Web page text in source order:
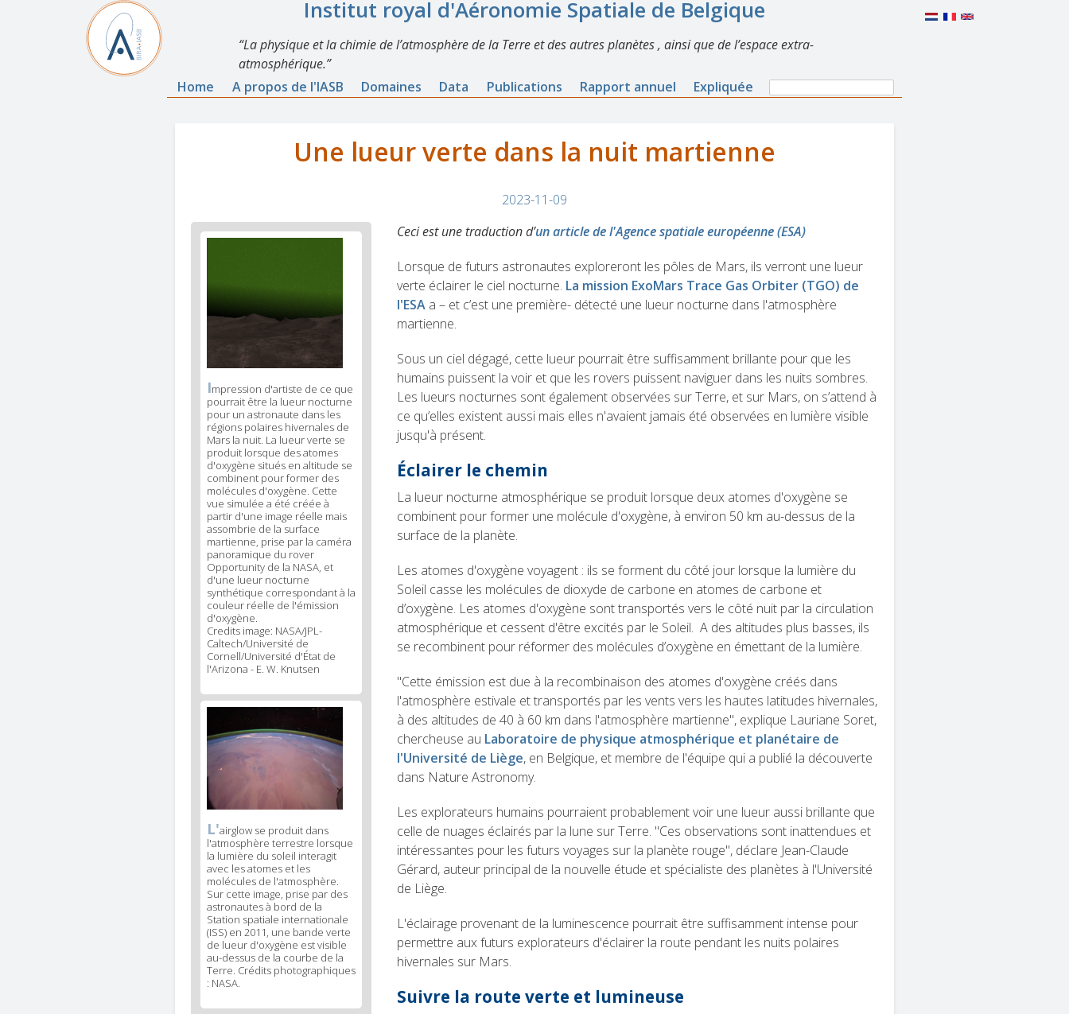
Institut royal d'Aéronomie Spatiale de Belgique
La physique et la chimie de l’atmosphère de la Terre et des autres planètes , ainsi que de l’espace extra-
atmosphérique.
Home
A propos de l'IASB Domaines Data Publications Rapport annuel Expliquée
Search
Search
Une lueur verte dans la nuit martienne
2023-11-09
Ceci est une traduction d’un article de l'Agence spatiale européenne (ESA)
Lorsque de futurs astronautes exploreront les pôles de Mars, ils verront une lueur
verte éclairer le ciel nocturne. La mission ExoMars Trace Gas Orbiter (TGO) de
l'ESA a – et c’est une première- détecté une lueur nocturne dans l'atmosphère
martienne.
Sous un ciel dégagé, cette lueur pourrait être suffisamment brillante pour que les
humains puissent la voir et que les rovers puissent naviguer dans les nuits sombres.
Les lueurs nocturnes sont également observées sur Terre, et sur Mars, on s’attend à
ce qu’elles existent aussi mais elles n'avaient jamais été observées en lumière visible
jusqu'à présent.
Éclairer le chemin
La lueur nocturne atmosphérique se produit lorsque deux atomes d'oxygène se
combinent pour former une molécule d'oxygène, à environ 50 km au-dessus de la
surface de la planète.
Les atomes d'oxygène voyagent : ils se forment du côté jour lorsque la lumière du
Soleil casse les molécules de dioxyde de carbone en atomes de carbone et
d’oxygène. Les atomes d'oxygène sont transportés vers le côté nuit par la circulation
atmosphérique et cessent d'être excités par le Soleil. A des altitudes plus basses, ils
se recombinent pour réformer des molécules d’oxygène en émettant de la lumière.
"Cette émission est due à la recombinaison des atomes d'oxygène créés dans
l'atmosphère estivale et transportés par les vents vers les hautes latitudes hivernales,
à des altitudes de 40 à 60 km dans l'atmosphère martienne", explique Lauriane Soret,
chercheuse au Laboratoire de physique atmosphérique et planétaire de
l'Université de Liège, en Belgique, et membre de l'équipe qui a publié la découverte
dans Nature Astronomy.
Les explorateurs humains pourraient probablement voir une lueur aussi brillante que
celle de nuages éclairés par la lune sur Terre. "Ces observations sont inattendues et
intéressantes pour les futurs voyages sur la planète rouge", déclare Jean-Claude
Gérard, auteur principal de la nouvelle étude et spécialiste des planètes à l'Université
de Liège.
L'éclairage provenant de la luminescence pourrait être suffisamment intense pour
permettre aux futurs explorateurs d'éclairer la route pendant les nuits polaires
hivernales sur Mars.
Suivre la route verte et lumineuse
News
image
legend
1
Impression d'artiste de ce que
pourrait être la lueur nocturne
pour un astronaute dans les
régions polaires hivernales de
Mars la nuit. La lueur verte se
produit lorsque des atomes
d'oxygène situés en altitude se
combinent pour former des
molécules d'oxygène. Cette
vue simulée a été créée à
partir d'une image réelle mais
assombrie de la surface
martienne, prise par la caméra
panoramique du rover
Opportunity de la NASA, et
d'une lueur nocturne
synthétique correspondant à la
couleur réelle de l'émission
d'oxygène.
Credits image: NASA/JPL-
Caltech/Université de
Cornell/Université d'État de
l'Arizona - E. W. Knutsen
image
2
News
image
legend
2
L'airglow se produit dans
l'atmosphère terrestre lorsque
la lumière du soleil interagit
avec les atomes et les
molécules de l'atmosphère.
Sur cette image, prise par des
astronautes à bord de la
Station spatiale internationale
(ISS) en 2011, une bande verte
de lueur d'oxygène est visible
au-dessus de la courbe de la
Terre. Crédits photographiques
: NASA.